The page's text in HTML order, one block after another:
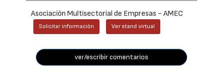
Asociación Multisectorial de Empresas - AMEC
Solicitar información Ver stand virtual
ver/escribir comentarios